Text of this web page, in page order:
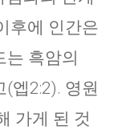
후에 인간은
는 흑암의
엡2:2). 영원
가게 된 것